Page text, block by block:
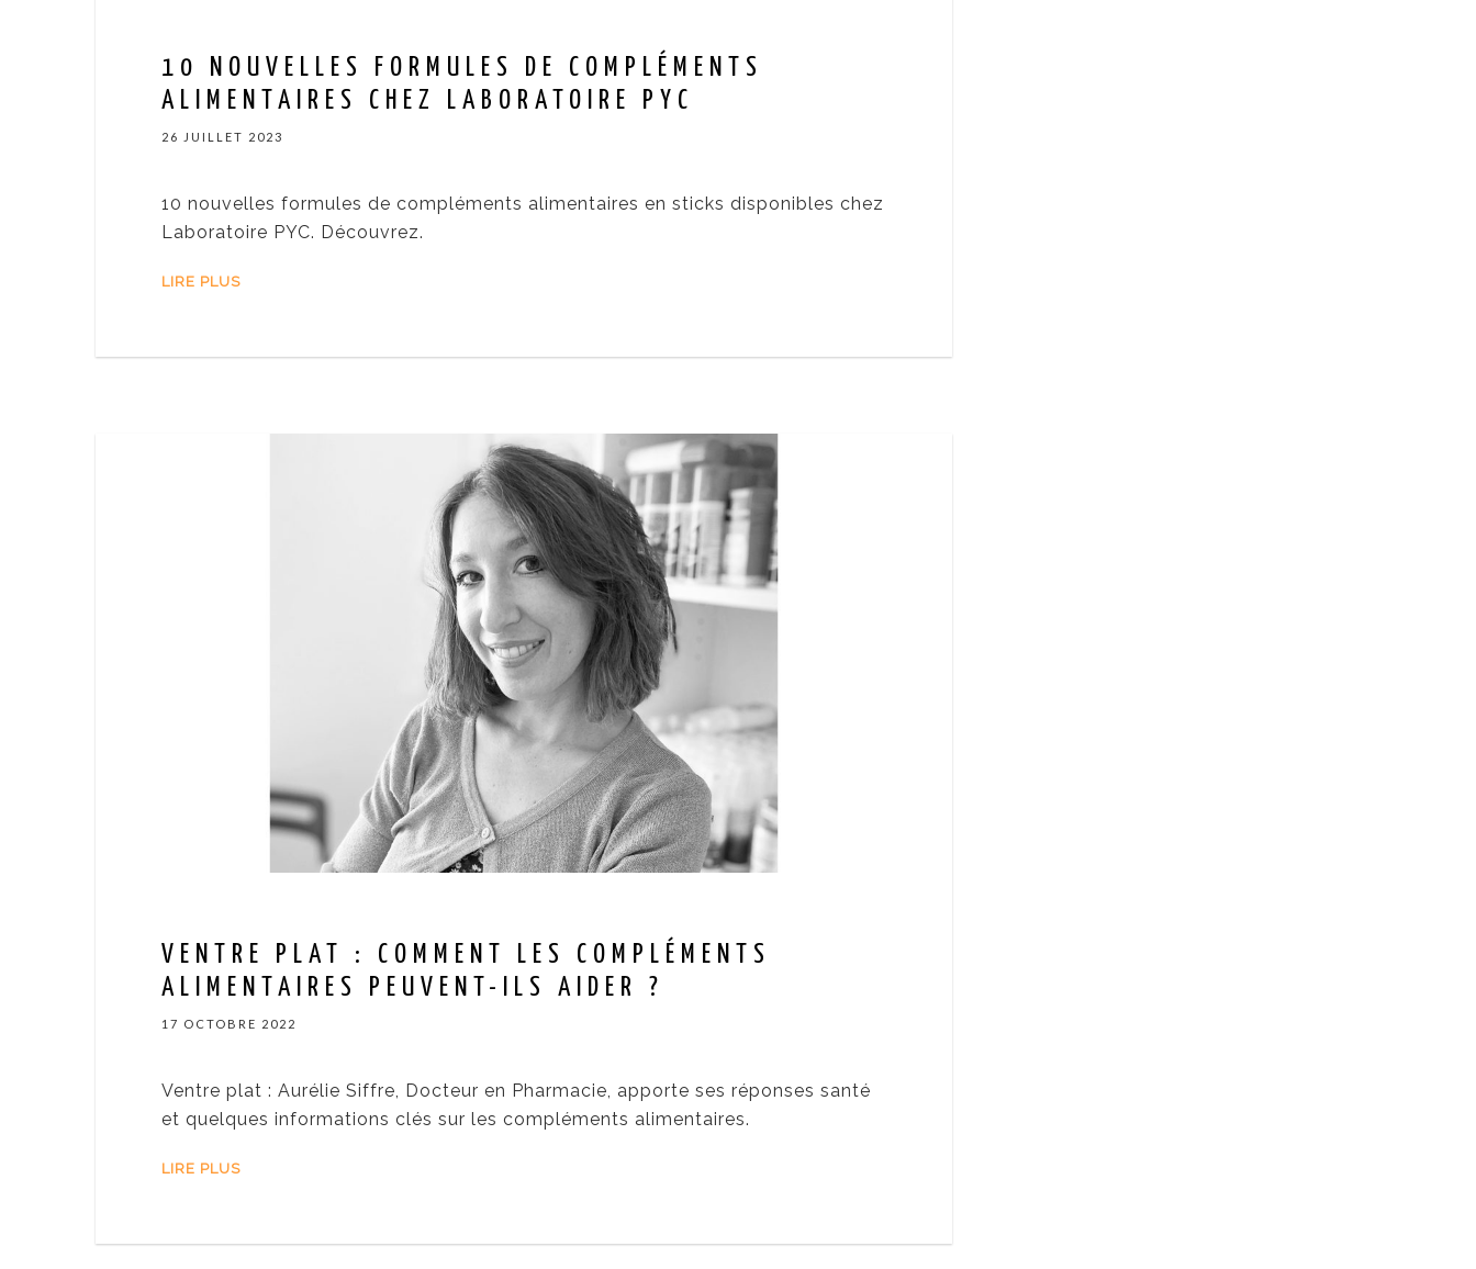
10 NOUVELLES FORMULES DE COMPLÉMENTS
ALIMENTAIRES CHEZ LABORATOIRE PYC
26 JUILLET 2023
10 nouvelles formules de compléments alimentaires en sticks disponibles chez
Laboratoire PYC. Découvrez.
LIRE PLUS
VENTRE PLAT : COMMENT LES COMPLÉMENTS
ALIMENTAIRES PEUVENT-ILS AIDER ?
17 OCTOBRE 2022
Ventre plat : Aurélie Siffre, Docteur en Pharmacie, apporte ses réponses santé
et quelques informations clés sur les compléments alimentaires.
LIRE PLUS